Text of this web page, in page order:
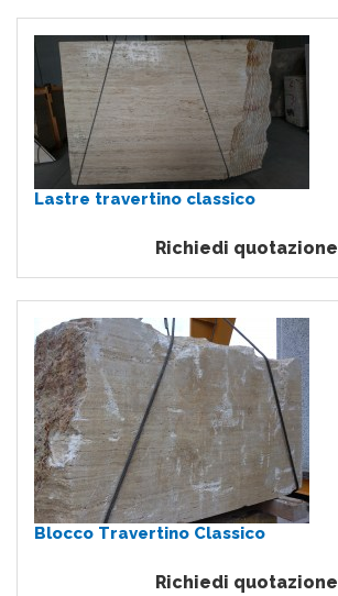
Lastre travertino classico
Richiedi quotazione
Blocco Travertino Classico
Richiedi quotazione